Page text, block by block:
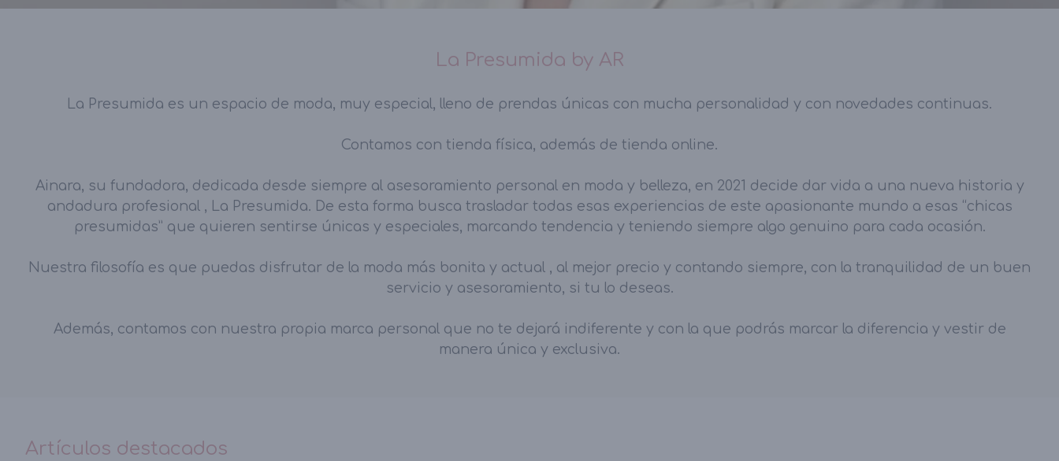
La Presumida by AR
La Presumida es un espacio de moda, muy especial, lleno de prendas únicas con mucha personalidad y con novedades continuas.
Contamos con tienda física, además de tienda online.
Ainara, su fundadora, dedicada desde siempre al asesoramiento personal en moda y belleza, en 2021 decide dar vida a una nueva historia y
andadura profesional , La Presumida. De esta forma busca trasladar todas esas experiencias de este apasionante mundo a esas “chicas
presumidas” que quieren sentirse únicas y especiales, marcando tendencia y teniendo siempre algo genuino para cada ocasión.
Nuestra filosofía es que puedas disfrutar de la moda más bonita y actual , al mejor precio y contando siempre, con la tranquilidad de un buen
servicio y asesoramiento, si tu lo deseas.
Además, contamos con nuestra propia marca personal que no te dejará indiferente y con la que podrás marcar la diferencia y vestir de
manera única y exclusiva.
Artículos destacados